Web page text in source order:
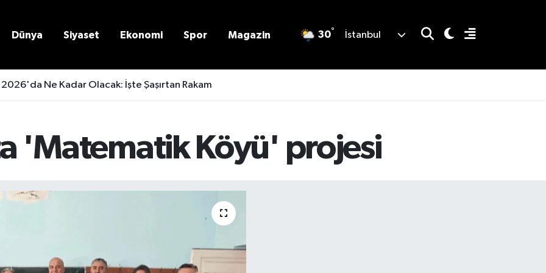
Dünya Siyaset Ekonomi Spor Magazin 30° İstanbul
Ne Kadar Olacak: İşte Şaşırtan Rakam
'Matematik Köyü' projesi